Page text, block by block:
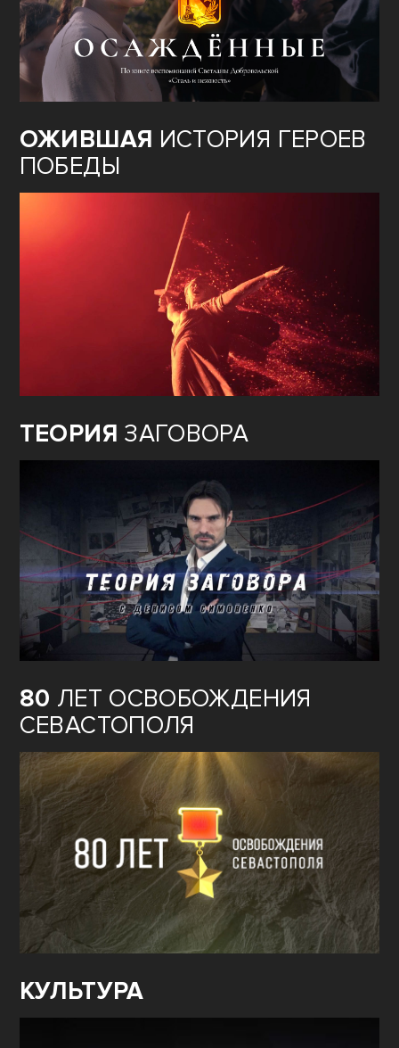
ОЖИВШАЯ ИСТОРИЯ ГЕРОЕВ
ПОБЕДЫ
ТЕОРИЯ ЗАГОВОРА
80 ЛЕТ ОСВОБОЖДЕНИЯ
СЕВАСТОПОЛЯ
КУЛЬТУРА